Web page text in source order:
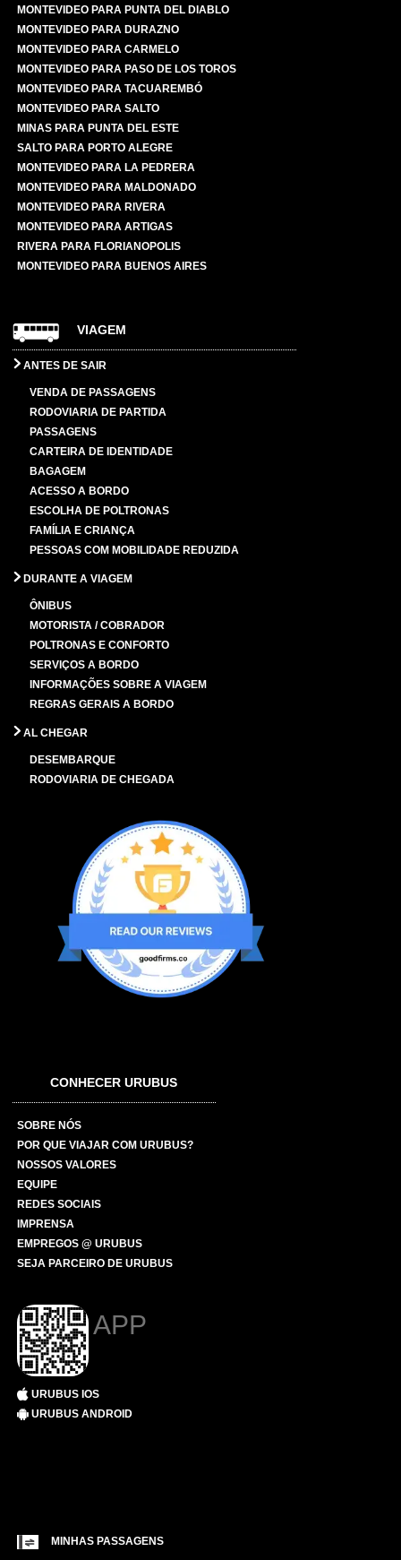
MONTEVIDEO PARA PUNTA DEL DIABLO
MONTEVIDEO PARA DURAZNO
MONTEVIDEO PARA CARMELO
MONTEVIDEO PARA PASO DE LOS TOROS
MONTEVIDEO PARA TACUAREMBÓ
MONTEVIDEO PARA SALTO
MINAS PARA PUNTA DEL ESTE
SALTO PARA PORTO ALEGRE
MONTEVIDEO PARA LA PEDRERA
MONTEVIDEO PARA MALDONADO
MONTEVIDEO PARA RIVERA
MONTEVIDEO PARA ARTIGAS
RIVERA PARA FLORIANOPOLIS
MONTEVIDEO PARA BUENOS AIRES
VIAGEM
ANTES DE SAIR
VENDA DE PASSAGENS
RODOVIARIA DE PARTIDA
PASSAGENS
CARTEIRA DE IDENTIDADE
BAGAGEM
ACESSO A BORDO
ESCOLHA DE POLTRONAS
FAMÍLIA E CRIANÇA
PESSOAS COM MOBILIDADE REDUZIDA
DURANTE A VIAGEM
ÔNIBUS
MOTORISTA / COBRADOR
POLTRONAS E CONFORTO
SERVIÇOS A BORDO
INFORMAÇÕES SOBRE A VIAGEM
REGRAS GERAIS A BORDO
AL CHEGAR
DESEMBARQUE
RODOVIARIA DE CHEGADA
CONHECER URUBUS
SOBRE NÓS
POR QUE VIAJAR COM URUBUS?
NOSSOS VALORES
EQUIPE
REDES SOCIAIS
IMPRENSA
EMPREGOS @ URUBUS
SEJA PARCEIRO DE URUBUS
APP
URUBUS IOS
URUBUS ANDROID
MINHAS PASSAGENS